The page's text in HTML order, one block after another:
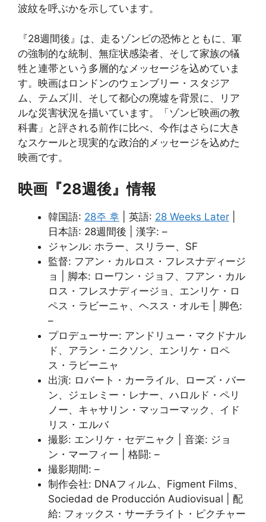
波紋を呼ぶかを示しています。
『28週間後』は、走るゾンビの恐怖とともに、軍
の強制的な統制、無症状感染者、そして家族の犠
牲と連帯という多層的なメッセージを込めていま
す。映画はロンドンのウェンブリー・スタジア
ム、テムズ川、そして都心の廃墟を背景に、リア
ルな災害状況を描いています。「ゾンビ映画の教
科書」と評される前作に比べ、今作はさらに大き
なスケールと現実的な政治的メッセージを込めた
映画です。
映画『28週後』情報
韓国語: 28주 후 | 英語: 28 Weeks Later
日本語: 28週間後 | 漢字: –
ジャンル: ホラー、スリラー、SF
監督: フアン・カルロス・フレスナディージ
ョ | 脚本: ローワン・ジョフ、フアン・カル
ロス・フレスナディージョ、エンリケ・ロ
ペス・ラビーニャ、ヘスス・オルモ | 脚色:
–
プロデューサー: アンドリュー・マクドナル
ド、アラン・ニクソン、エンリケ・ロペ
ス・ラビーニャ
出演: ロバート・カーライル、ローズ・バー
ン、ジェレミー・レナー、ハロルド・ペリ
ノー、キャサリン・マッコーマック、イド
リス・エルバ
撮影: エンリケ・セデニャク | 音楽: ジョ
ン・マーフィー | 格闘: –
撮影期間: –
制作会社: DNAフィルム、Figment Films、
Sociedad de Producción Audiovisual | 配
給: フォックス・サーチライト・ピクチャー